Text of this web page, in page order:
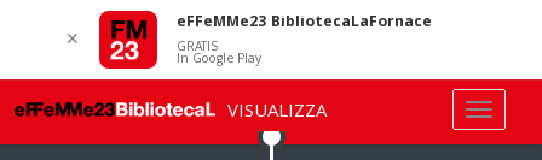
✕
eFFeMMe23 BibliotecaLaFornace
GRATIS
In Google Play
VISUALIZZA